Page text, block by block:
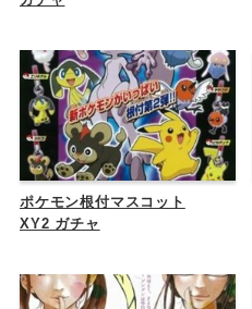
ポケモン根付マスコット
XY2 ガチャ